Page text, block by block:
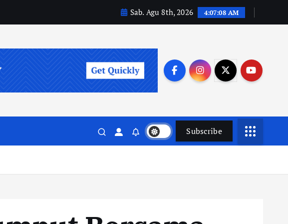
Sab. Agu 8th, 2026 4:07:10 AM
Subscribe